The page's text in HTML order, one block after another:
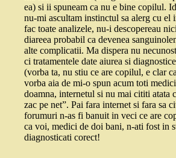
ea) si ii spuneam ca nu e bine copilul.
nu-mi ascultam instinctul sa alerg cu el
fac toate analizele, nu-i descopereau
diareea probabil ca devenea
alte complicatii. Ma dispera nu
ci tratamentele date aiurea si
(vorba ta, nu stiu ce are copilul, e clar
vorba aia de mi-o spun acum toti
doamna, internetul si nu mai cititi atata
zac pe net”. Pai fara internet si fara sa
forumuri n-as fi banuit in veci ce are
ca voi, medici de doi bani, n-ati fost in
diagnosticati corect!